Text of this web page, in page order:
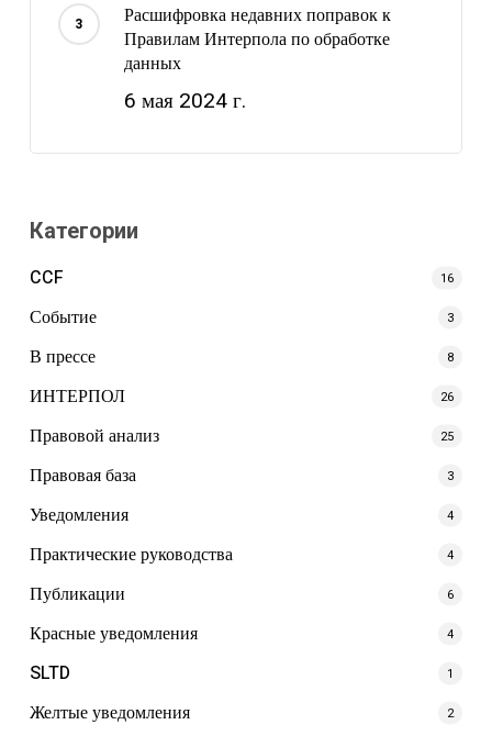
Расшифровка недавних поправок к
Правилам Интерпола по обработке
данных
6 мая 2024 г.
Категории
CCF
16
Событие 3
В прессе 8
ИНТЕРПОЛ 26
Правовой анализ 25
Правовая база 3
Уведомления 4
Практические руководства 4
Публикации 6
Красные уведомления 4
SLTD 1
Желтые уведомления 2